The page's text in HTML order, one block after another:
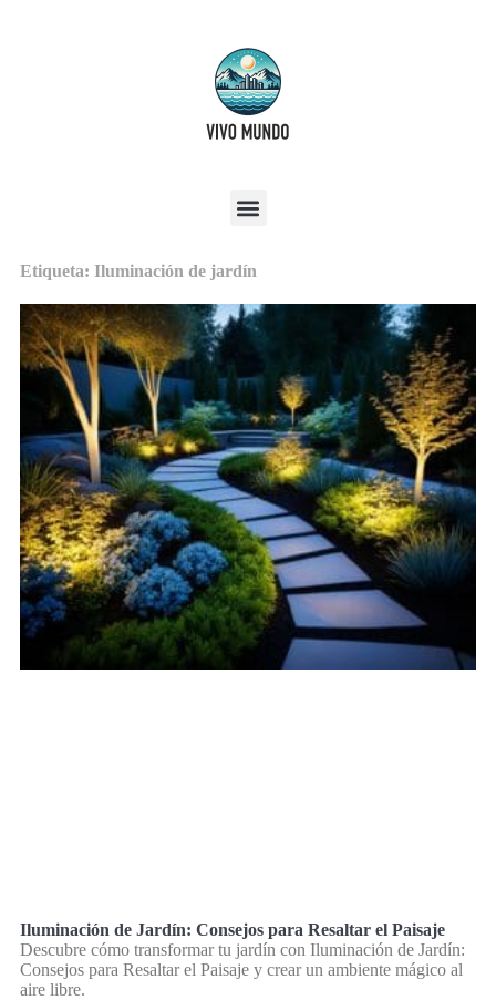
Etiqueta: Iluminación de jardín
Iluminación de Jardín: Consejos para Resaltar el Paisaje
Descubre cómo transformar tu jardín con Iluminación de Jardín:
Consejos para Resaltar el Paisaje y crear un ambiente mágico al
aire libre.